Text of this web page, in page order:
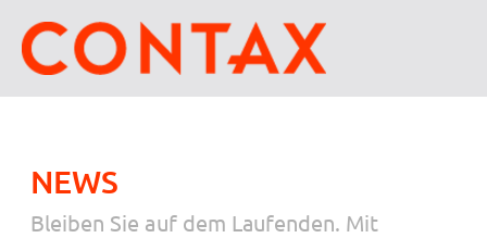
NEWS
Bleiben Sie auf dem Laufenden. Mit